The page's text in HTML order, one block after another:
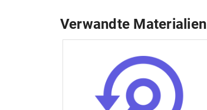
Verwandte Materialien